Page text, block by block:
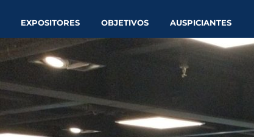
EXPOSITORES OBJETIVOS AUSPICIANTES